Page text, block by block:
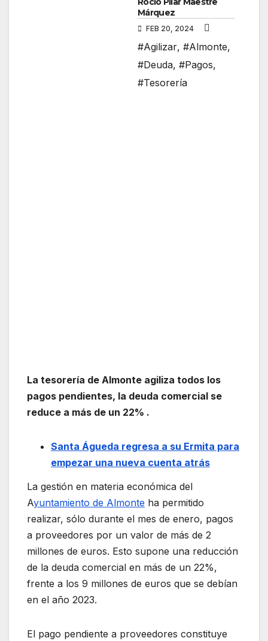
Márquez
FEB 20, 2024
#Agilizar, #Almonte,
#Deuda, #Pagos,
#Tesorería
La tesorería de Almonte agiliza todos los
pagos pendientes, la deuda comercial se
reduce a más de un 22% .
Santa Águeda regresa a su Ermita para
empezar una nueva cuenta atrás
La gestión en materia económica del
Ayuntamiento de Almonte ha permitido
realizar, sólo durante el mes de enero, pagos
a proveedores por un valor de más de 2
millones de euros. Esto supone una reducción
de la deuda comercial en más de un 22%,
frente a los 9 millones de euros que se debían
en el año 2023.
El pago pendiente a proveedores constituye